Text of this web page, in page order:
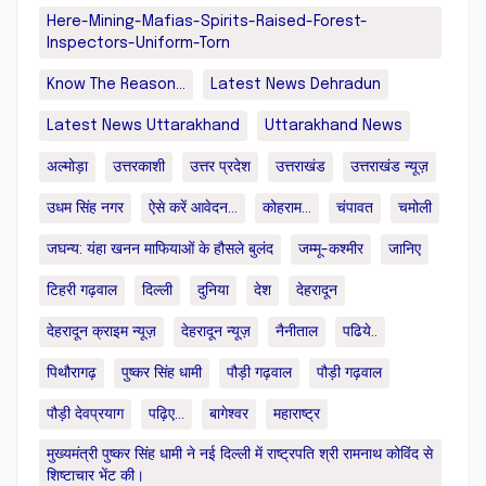
Here-Mining-Mafias-Spirits-Raised-Forest-
Inspectors-Uniform-Torn
Know The Reason... Latest News Dehradun
Latest News Uttarakhand Uttarakhand News
अल्मोड़ा उत्तरकाशी उत्तर प्रदेश उत्तराखंड उत्तराखंड न्यूज़
उधम सिंह नगर ऐसे करें आवेदन... कोहराम... चंपावत चमोली
जघन्य: यंहा खनन माफियाओं के हौसले बुलंद जम्मू-कश्मीर जानिए
टिहरी गढ़वाल दिल्ली दुनिया देश देहरादून
देहरादून क्राइम न्यूज़ देहरादून न्यूज़ नैनीताल पढिये..
पिथौरागढ़ पुष्कर सिंह धामी पौड़ी गढ़वाल पौड़ी गढ़वाल
पौड़ी देवप्रयाग पढ़िए... बागेश्वर महाराष्ट्र
मुख्यमंत्री पुष्कर सिंह धामी ने नई दिल्ली में राष्ट्रपति श्री रामनाथ कोविंद से
शिष्टाचार भेंट की।